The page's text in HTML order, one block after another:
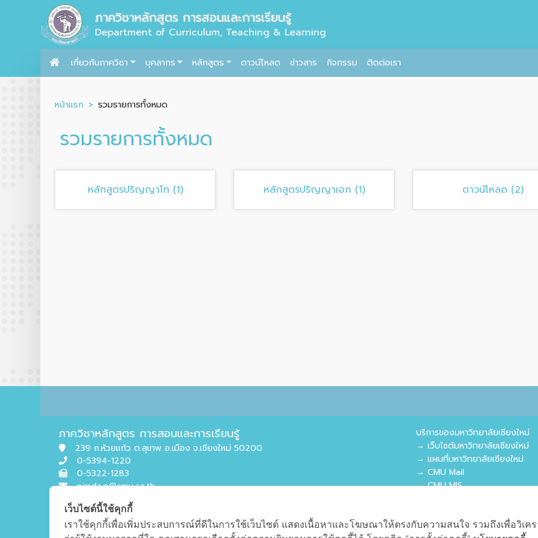
ภาควิชาหลักสูตร การสอนและการเรียนรู้
Department of Curriculum, Teaching & Learning
เกี่ยวกับภาควิชา บุคลากร หลักสูตร ดาวน์โหลด ข่าวสาร กิจกรรม ติดต่อเรา
หน้าแรก รวมรายการทั้งหมด
รวมรายการทั้งหมด
หลักสูตรปริญญาโท (1) หลักสูตรปริญญาเอก (1) ดาวน์โหลด (2)
ภาควิชาหลักสูตร การสอนและการเรียนรู้
239 ถ.ห้วยแก้ว ต.สุเทพ อ.เมือง จ.เชียงใหม่ 50200
0-5394-1220
0-5322-1283
pirada.p@cmu.ac.th
บริการของมหาวิทยาลัยเชียงใหม่
→ เว็บไซต์มหาวิทยาลัยเชียงใหม่
→ แผนที่มหาวิทยาลัยเชียงใหม่
→ CMU Mail
→ CMU MIS
เว็บไซต์นี้ใช้คุกกี้
เราใช้คุกกี้เพื่อเพิ่มประสบการณ์ที่ดีในการใช้เว็บไซต์ แสดงเนื้อหาและโฆษณาให้ตรงกับความสนใจ รวมถึงเพื่อวิเค